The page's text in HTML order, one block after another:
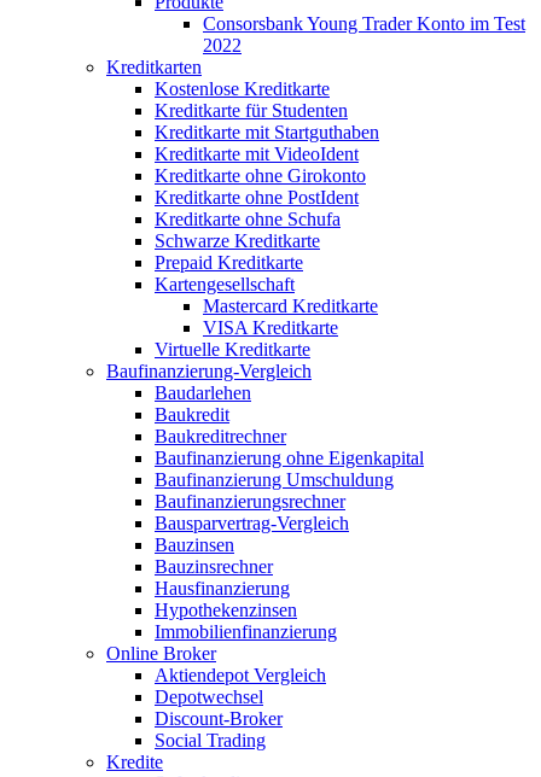
Consorsbank Young Trader Konto im Test
2022
Kreditkarten
Kostenlose Kreditkarte
Kreditkarte für Studenten
Kreditkarte mit Startguthaben
Kreditkarte mit VideoIdent
Kreditkarte ohne Girokonto
Kreditkarte ohne PostIdent
Kreditkarte ohne Schufa
Schwarze Kreditkarte
Prepaid Kreditkarte
Kartengesellschaft
Mastercard Kreditkarte
VISA Kreditkarte
Virtuelle Kreditkarte
Baufinanzierung-Vergleich
Baudarlehen
Baukredit
Baukreditrechner
Baufinanzierung ohne Eigenkapital
Baufinanzierung Umschuldung
Baufinanzierungsrechner
Bausparvertrag-Vergleich
Bauzinsen
Bauzinsrechner
Hausfinanzierung
Hypothekenzinsen
Immobilienfinanzierung
Online Broker
Aktiendepot Vergleich
Depotwechsel
Discount-Broker
Social Trading
Kredite